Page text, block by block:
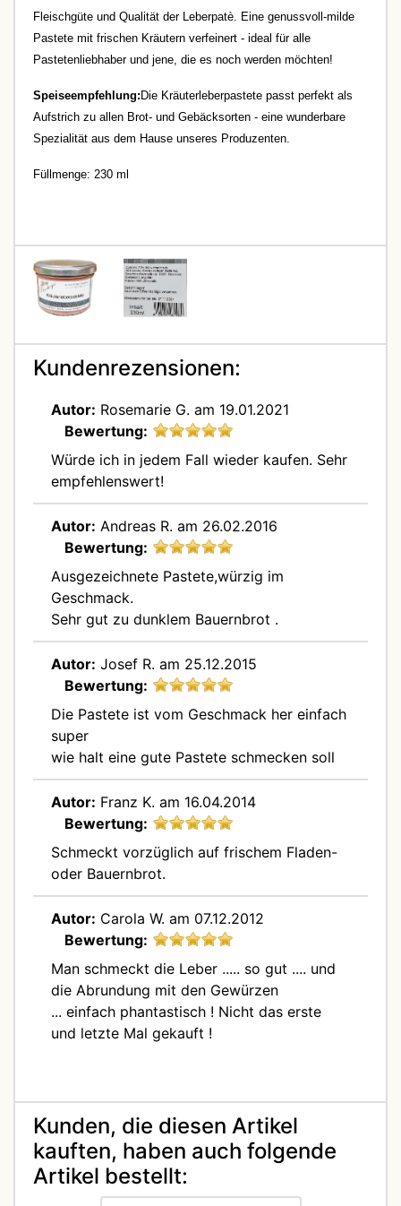
Fleischgüte und Qualität der Leberpatè. Eine genussvoll-milde
Pastete mit frischen Kräutern verfeinert - ideal für alle
Pastetenliebhaber und jene, die es noch werden möchten!
Speiseempfehlung: Die Kräuterleberpastete passt perfekt als
Aufstrich zu allen Brot- und Gebäcksorten - eine wunderbare
Spezialität aus dem Hause unseres Produzenten.
Füllmenge: 230 ml
Kundenrezensionen:
Autor: Rosemarie G. am 19.01.2021
Bewertung:
Würde ich in jedem Fall wieder kaufen. Sehr
empfehlenswert!
Autor: Andreas R. am 26.02.2016
Bewertung:
Ausgezeichnete Pastete,würzig im
Geschmack.
Sehr gut zu dunklem Bauernbrot .
Autor: Josef R. am 25.12.2015
Bewertung:
Die Pastete ist vom Geschmack her einfach
super
wie halt eine gute Pastete schmecken soll
Autor: Franz K. am 16.04.2014
Bewertung:
Schmeckt vorzüglich auf frischem Fladen-
oder Bauernbrot.
Autor: Carola W. am 07.12.2012
Bewertung:
Man schmeckt die Leber ..... so gut .... und
die Abrundung mit den Gewürzen
... einfach phantastisch ! Nicht das erste
und letzte Mal gekauft !
Kunden, die diesen Artikel
kauften, haben auch folgende
Artikel bestellt: